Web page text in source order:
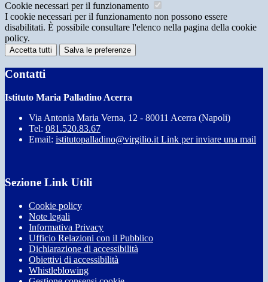
Cookie necessari per il funzionamento
I cookie necessari per il funzionamento non possono essere
disabilitati. È possibile consultare l'elenco nella pagina della cookie
policy.
Accetta tutti Salva le preferenze
Contatti
Istituto Maria Palladino Acerra
Via Antonia Maria Verna, 12 - 80011 Acerra (Napoli)
Tel: 081.520.83.67
Email: istitutopalladino@virgilio.it Link per inviare una mail
Sezione Link Utili
Cookie policy
Note legali
Informativa Privacy
Ufficio Relazioni con il Pubblico
Dichiarazione di accessibilità
Obiettivi di accessibilità
Whistleblowing